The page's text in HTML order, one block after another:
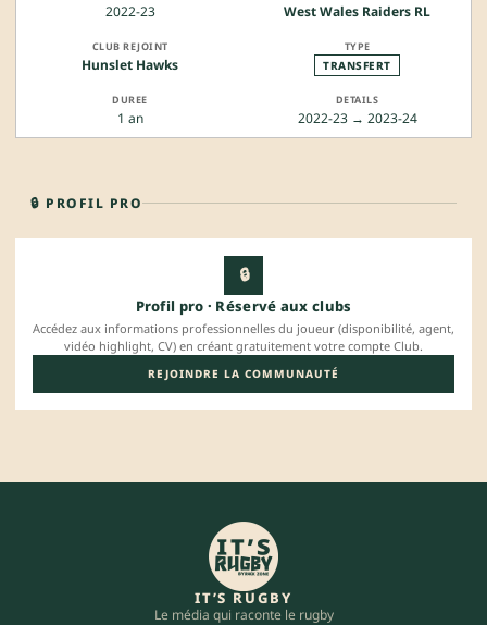
2022-23 West Wales Raiders RL
Hunslet Hawks TRANSFERT
1 an 2022-23 → 2023-24
🔒 PROFIL PRO
🔒
Profil pro · Réservé aux clubs
Accédez aux informations professionnelles du joueur (disponibilité, agent,
vidéo highlight, CV) en créant gratuitement votre compte Club.
REJOINDRE LA COMMUNAUTÉ
IT’S RUGBY
Le média qui raconte le rugby